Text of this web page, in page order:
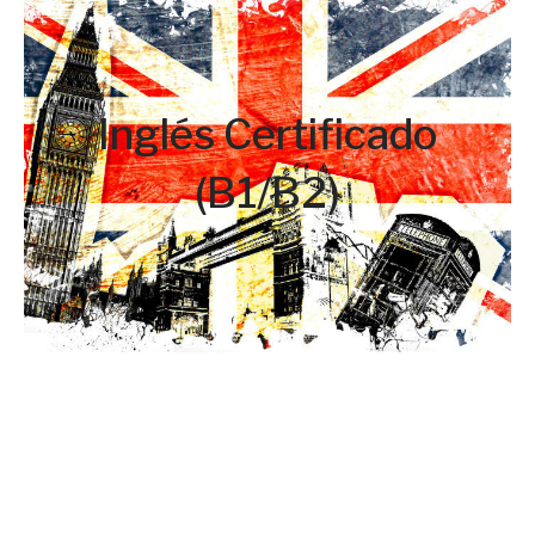
Inglés Certificado
(B1/B2)
Libro y tasas de
examen no incluidas
Inglés orientado a la obtención de los títulos de
Cambridge, con la posibilidad de presentarse a
través de nosotros a final de curso.
3h/semana
33€/mes + matrícula (precio socios)